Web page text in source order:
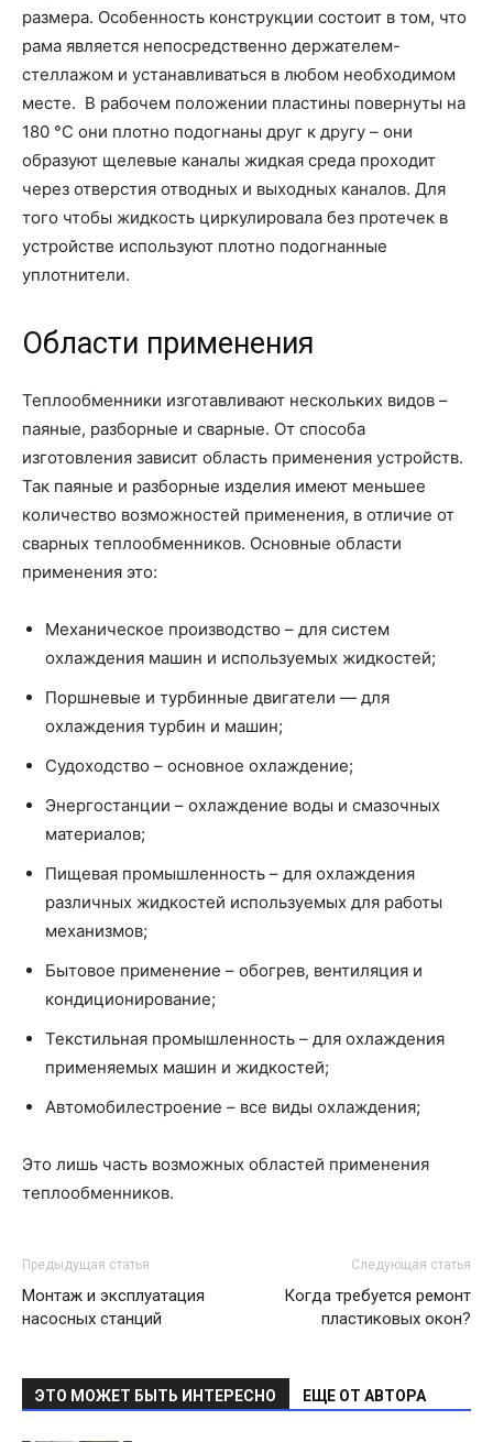
размера. Особенность конструкции состоит в том, что
рама является непосредственно держателем-
стеллажом и устанавливаться в любом необходимом
месте. В рабочем положении пластины повернуты на
180 °С они плотно подогнаны друг к другу – они
образуют щелевые каналы жидкая среда проходит
через отверстия отводных и выходных каналов. Для
того чтобы жидкость циркулировала без протечек в
устройстве используют плотно подогнанные
уплотнители.
Области применения
Теплообменники изготавливают нескольких видов –
паяные, разборные и сварные. От способа
изготовления зависит область применения устройств.
Так паяные и разборные изделия имеют меньшее
количество возможностей применения, в отличие от
сварных теплообменников. Основные области
применения это:
Механическое производство – для систем
охлаждения машин и используемых жидкостей;
Поршневые и турбинные двигатели — для
охлаждения турбин и машин;
Судоходство – основное охлаждение;
Энергостанции – охлаждение воды и смазочных
материалов;
Пищевая промышленность – для охлаждения
различных жидкостей используемых для работы
механизмов;
Бытовое применение – обогрев, вентиляция и
кондиционирование;
Текстильная промышленность – для охлаждения
применяемых машин и жидкостей;
Автомобилестроение – все виды охлаждения;
Это лишь часть возможных областей применения
теплообменников.
Предыдущая статья
Монтаж и эксплуатация
насосных станций
Следующая статья
Когда требуется ремонт
пластиковых окон?
ЭТО МОЖЕТ БЫТЬ ИНТЕРЕСНО ЕЩЕ ОТ АВТОРА